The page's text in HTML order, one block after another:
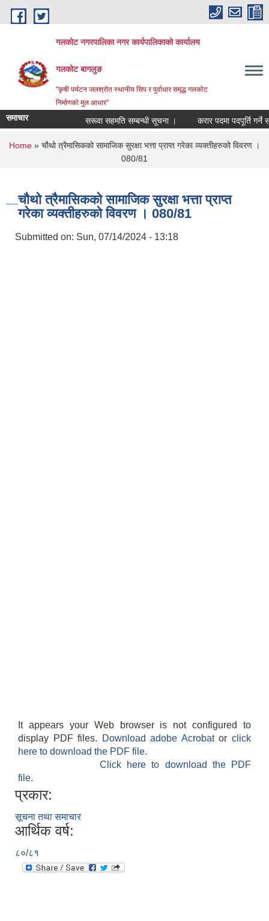
Skip to main content
गलकोट नगरपालिका नगर कार्यपालिकाको कार्यालय
गलकोट बागलुङ
"कृषी पर्यटन जलश्रोत स्थानीय सिप र पुर्वाधार समृद्ध गलकोट
निर्माणको मुल आधार"
समाचार सरूवा सहमति सम्बन्धी सूचना । करार पदमा पदपूर्ति गर्ने
You are here
Home » चौथो त्रैमासिकको सामाजिक सुरक्षा भत्ता प्राप्त गरेका व्यक्तीहरुको विवरण ।
080/81
चौथो त्रैमासिकको सामाजिक सुरक्षा भत्ता प्राप्त
गरेका व्यक्तीहरुको विवरण । 080/81
Submitted on: Sun, 07/14/2024 - 13:18
It appears your Web browser is not configured to
display PDF files.
Download adobe Acrobatorclick
here to download the PDF file.
Click here to download the PDF
file.
प्रकार:
सूचना तथा समाचार
आर्थिक वर्ष:
८०/८१